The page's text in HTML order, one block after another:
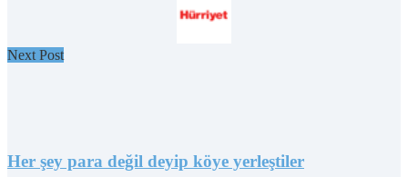
Next Post
Her şey para değil deyip köye yerleştiler